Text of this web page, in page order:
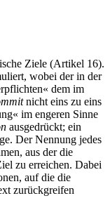
Ziele (Artikel 16).
wobei der in der
dem im
nicht eins zu eins
im engeren Sinne
aus­gedrückt; ein
Der Nennung jedes
aus der die
zu erreichen. Dabei
auf die die
zurückgreifen